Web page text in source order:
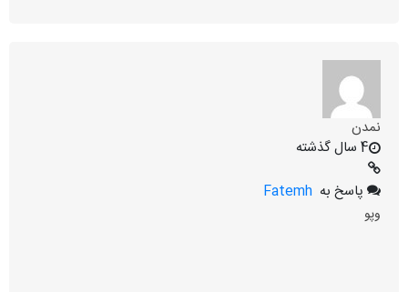
نمدن
4 سال گذشته
پاسخ به Fatemh
و‌پو